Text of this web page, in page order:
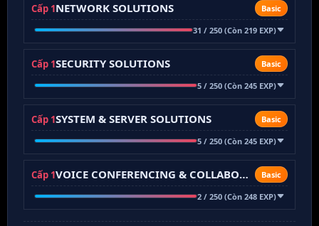
Cấp 1NETWORK SOLUTIONS Basic
31 / 250 (Còn 219 EXP)
Cấp 1SECURITY SOLUTIONS Basic
5 / 250 (Còn 245 EXP)
Cấp 1SYSTEM & SERVER SOLUTIONS Basic
5 / 250 (Còn 245 EXP)
Cấp 1 VOICE CONFERENCING & COLLABORATION Basic
2 / 250 (Còn 248 EXP)